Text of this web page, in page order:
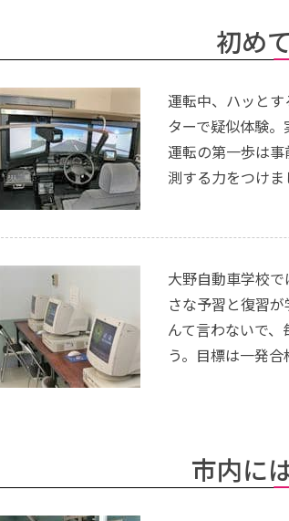
初め
運転中、ハッと
ターで疑似体験
運転の第一歩は
測する力をつけま
大野自動車学校
さな予習と復習
んて言わないで
う。目標は一発合
市内に